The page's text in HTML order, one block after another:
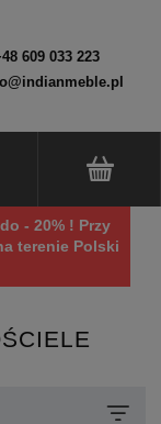
609 033 223
- 20% ! Przy
terenie Polski